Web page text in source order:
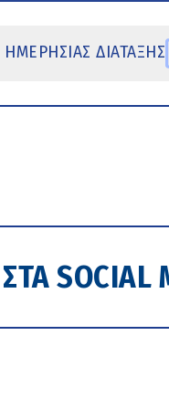
ΔΙΑΤΑΞΗΣ
SOCIAL